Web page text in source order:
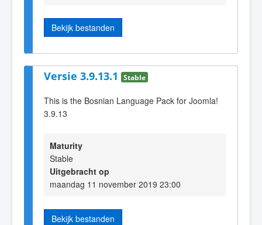
Bekijk bestanden
Versie 3.9.13.1 Stable
This is the Bosnian Language Pack for Joomla!
3.9.13
Maturity
Stable
Uitgebracht op
maandag 11 november 2019 23:00
Bekijk bestanden